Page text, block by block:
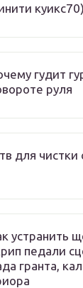
куикс70)
гудит
руля
для чистки
устранить
педали
гранта,